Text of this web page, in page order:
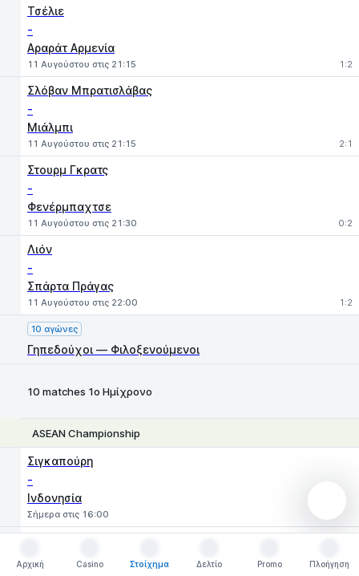
Τσέλιε
-
Αραράτ Αρμενία
11 Αυγούστου στις 21:15 1:2
Σλόβαν Μπρατισλάβας
-
Μιάλμπι
11 Αυγούστου στις 21:15 2:1
Στουρμ Γκρατς
-
Φενέρμπαχτσε
11 Αυγούστου στις 21:30 0:2
Λιόν
-
Σπάρτα Πράγας
11 Αυγούστου στις 22:00 1:2
10 αγώνες
Γηπεδούχοι — Φιλοξενούμενοι
10 matches 1ο Ημίχρονο
ASEAN Championship
Σιγκαπούρη
-
Ινδονησία
Σήμερα στις 16:00
-
Αρχική
Casino
Στοίχημα
Δελτίο
Promo
Πλοήγηση